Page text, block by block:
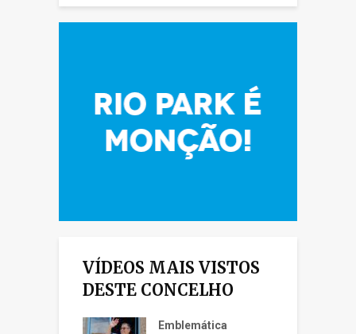
VÍDEOS MAIS VISTOS
DESTE CONCELHO
Emblemática